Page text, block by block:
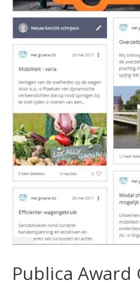
Publica